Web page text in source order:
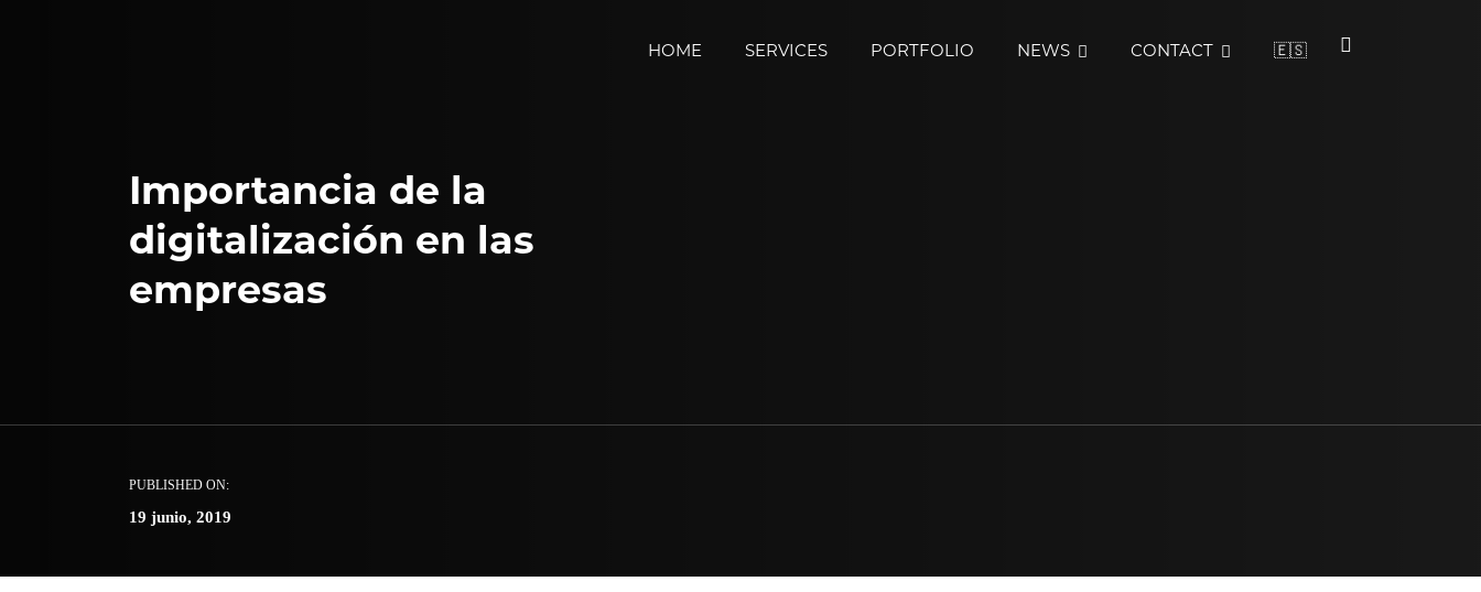
HOME SERVICES PORTFOLIO NEWS CONTACT 🇪🇸
Importancia de la
digitalización en las
empresas
PUBLISHED ON:
19 junio, 2019